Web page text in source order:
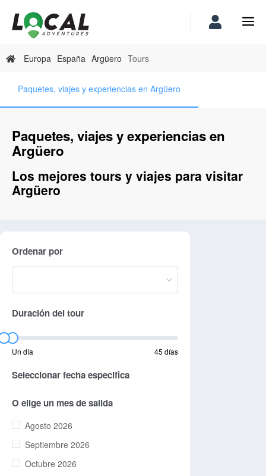
Europa España Argüero Tours
Paquetes, viajes y experiencias en Argüero
Paquetes, viajes y experiencias en
Argüero
Los mejores tours y viajes para visitar
Argüero
Ordenar por
Duración del tour
Un día 45 días
Seleccionar fecha especifica
O elige un mes de salida
Agosto 2026
Septiembre 2026
Octubre 2026